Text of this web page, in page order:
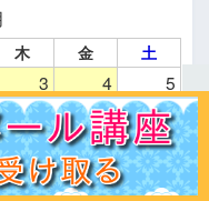
木 金 土
3 4 5
10 11 12
17 18 19
体験談 記事一覧お問合せ Q＆A 出版書